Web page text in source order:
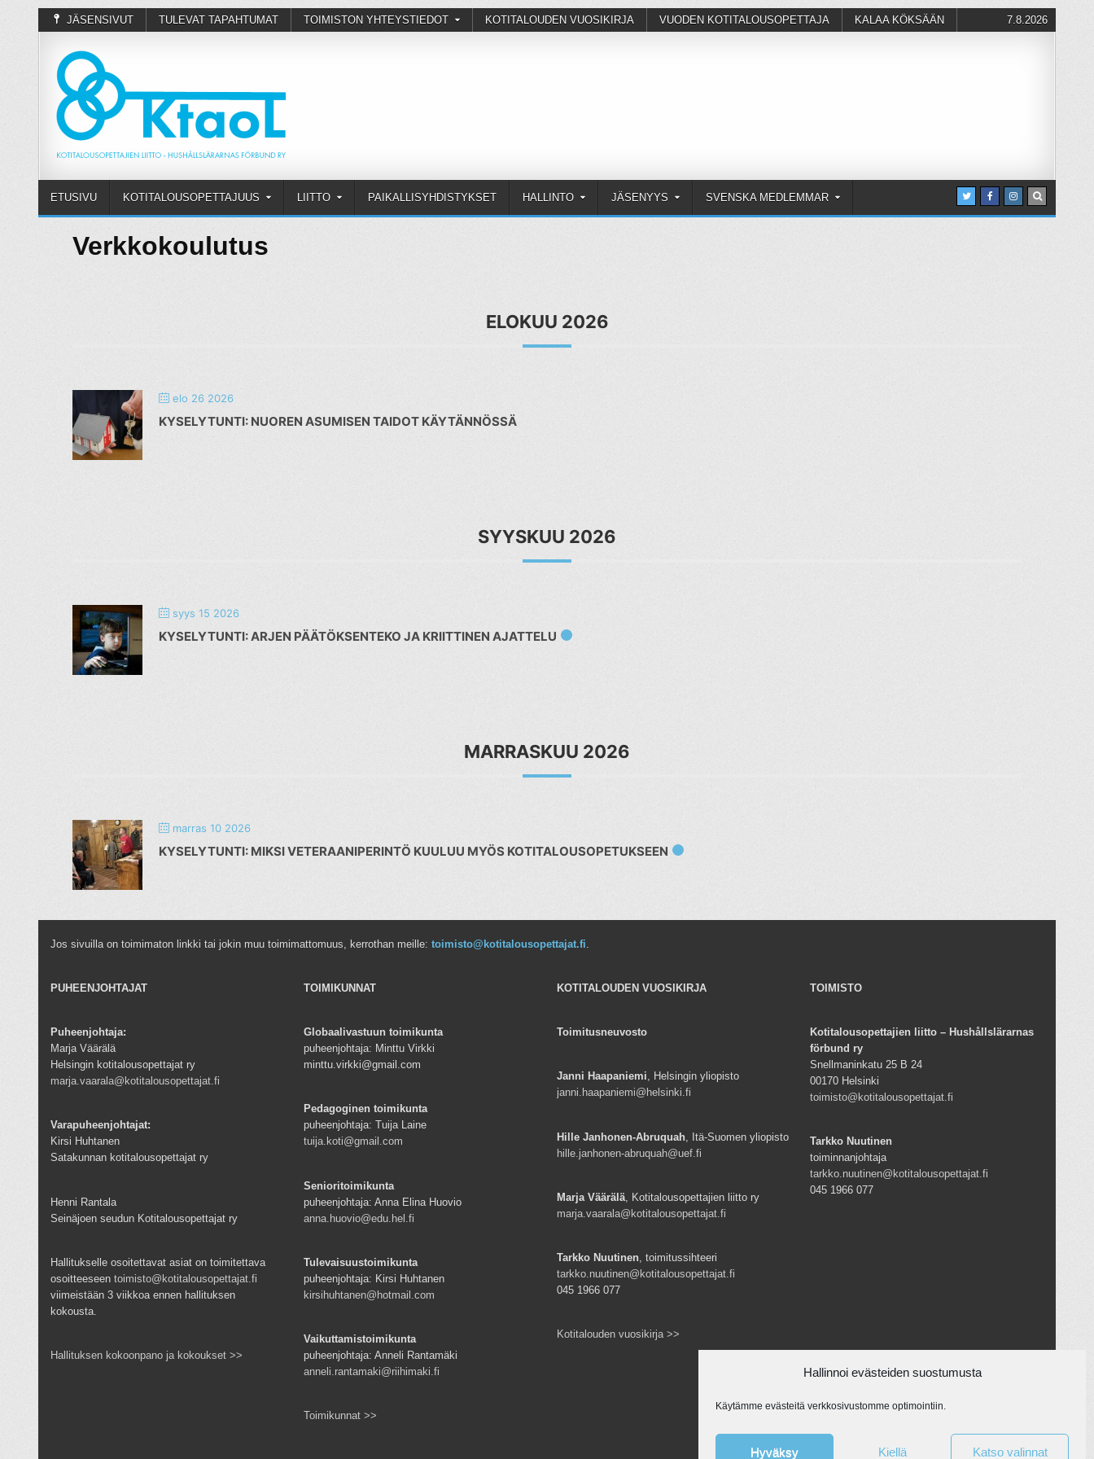
Hallinnoi evästeiden suostumusta
Käytämme evästeitä verkkosivustomme optimointiin.
Hyväksy Kiellä Katso valinnat
JÄSENSIVUT TULEVAT TAPAHTUMAT TOIMISTON YHTEYSTIEDOT KOTITALOUDEN VUOSIKIRJA VUODEN KOTITALOUSOPETTAJA KALAA KÖKSÄÄN 7.8.2026
ETUSIVU KOTITALOUSOPETTAJUUS LIITTO PAIKALLISYHDISTYKSET HALLINTO JÄSENYYS SVENSKA MEDLEMMAR
Verkkokoulutus
ELOKUU 2026
elo 26 2026
KYSELYTUNTI: NUOREN ASUMISEN TAIDOT KÄYTÄNNÖSSÄ
SYYSKUU 2026
syys 15 2026
KYSELYTUNTI: ARJEN PÄÄTÖKSENTEKO JA KRIITTINEN AJATTELU
MARRASKUU 2026
marras 10 2026
KYSELYTUNTI: MIKSI VETERAANIPERINTÖ KUULUU MYÖS KOTITALOUSOPETUKSEEN
Jos sivuilla on toimimaton linkki tai jokin muu toimimattomuus, kerrothan meille: toimisto@kotitalousopettajat.fi.
PUHEENJOHTAJAT
Puheenjohtaja:
Marja Väärälä
Helsingin kotitalousopettajat ry
marja.vaarala@kotitalousopettajat.fi
Varapuheenjohtajat:
Kirsi Huhtanen
Satakunnan kotitalousopettajat ry
Henni Rantala
Seinäjoen seudun Kotitalousopettajat ry
Hallitukselle osoitettavat asiat on toimitettava
osoitteeseentoimisto@kotitalousopettajat.fi
viimeistään 3 viikkoa ennen hallituksen
kokousta.
Hallituksen kokoonpano ja kokoukset >>
TOIMIKUNNAT
Globaalivastuun toimikunta
puheenjohtaja: Minttu Virkki
minttu.virkki@gmail.com
Pedagoginen toimikunta
puheenjohtaja: Tuija Laine
tuija.koti@gmail.com
Senioritoimikunta
puheenjohtaja: Anna Elina Huovio
anna.huovio@edu.hel.fi
Tulevaisuustoimikunta
puheenjohtaja: Kirsi Huhtanen
kirsihuhtanen@hotmail.com
Vaikuttamistoimikunta
puheenjohtaja: Anneli Rantamäki
anneli.rantamaki@riihimaki.fi
Toimikunnat >>
KOTITALOUDEN VUOSIKIRJA
Toimitusneuvosto
Janni Haapaniemi, Helsingin yliopisto
janni.haapaniemi@helsinki.fi
Hille Janhonen-Abruquah , Itä-Suomen yliopisto
hille.janhonen-abruquah@uef.fi
Marja Väärälä , Kotitalousopettajien liitto ry
marja.vaarala@kotitalousopettajat.fi
Tarkko Nuutinen , toimitussihteeri
tarkko.nuutinen@kotitalousopettajat.fi
045 1966 077
Kotitalouden vuosikirja >>
TOIMISTO
Kotitalousopettajien liitto – Hushållslärarnas
förbund ry
Snellmaninkatu 25 B 24
00170 Helsinki
toimisto@kotitalousopettajat.fi
Tarkko Nuutinen
toiminnanjohtaja
tarkko.nuutinen@kotitalousopettajat.fi
045 1966 077